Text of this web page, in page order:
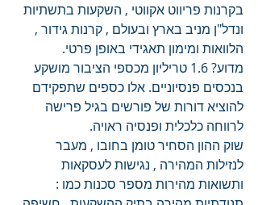
בקרנות פריווט אקווטי , השקעות בתשתיות
ונדל"ן מניב בארץ ובעולם , קרנות גידור ,
הלוואות ומימון תאגידי באופן פרטי.
מדוע? 1.6 טריליון מכספי הציבור מושקע
בנכסים פנסיוניים. אלו כספים שתפקידם
להוציא דורות של פורשים בגיל פרישה
לרווחה כלכלית ופנסיה ראויה.
שוק ההון הסחיר טומן בחובו , מעבר
לנזילות המהירה , נגישות לעסקאות
ותשואות מהירות מספר סכנות כמו :